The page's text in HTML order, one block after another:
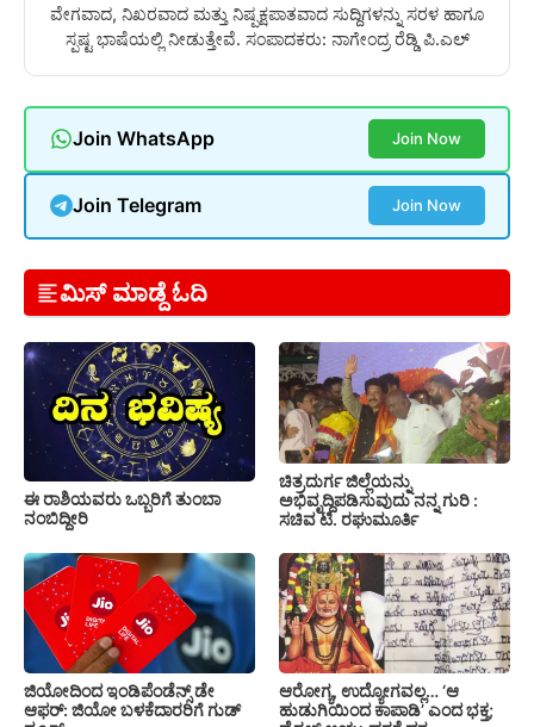
ವೇಗವಾದ, ನಿಖರವಾದ ಮತ್ತು ನಿಷ್ಪಕ್ಷಪಾತವಾದ ಸುದ್ದಿಗಳನ್ನು ಸರಳ ಹಾಗೂ
ಸ್ಪಷ್ಟ ಭಾಷೆಯಲ್ಲಿ ನೀಡುತ್ತೇವೆ. ಸಂಪಾದಕರು: ನಾಗೇಂದ್ರ ರೆಡ್ಡಿ ಪಿ.ಎಲ್
Join WhatsApp Join Now
Join Telegram Join Now
ಮಿಸ್ ಮಾಡ್ದೆ ಓದಿ
ಈ ರಾಶಿಯವರು ಒಬ್ಬರಿಗೆ ತುಂಬಾ
ನಂಬಿದ್ದೀರಿ
ಚಿತ್ರದುರ್ಗ ಜಿಲ್ಲೆಯನ್ನು
ಅಭಿವೃದ್ದಿಪಡಿಸುವುದು ನನ್ನ ಗುರಿ :
ಸಚಿವ ಟಿ. ರಘುಮೂರ್ತಿ
ಜಿಯೋದಿಂದ ಇಂಡಿಪೆಂಡೆನ್ಸ್ ಡೇ
ಆಫರ್: ಜಿಯೋ ಬಳಕೆದಾರರಿಗೆ ಗುಡ್
ಆರೋಗ್ಯ, ಉದ್ಯೋಗವಲ್ಲ… ‘ಆ
ಹುಡುಗಿಯಿಂದ ಕಾಪಾಡಿ’ ಎಂದ ಭಕ್ತ;